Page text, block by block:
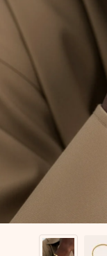
Unsere
4,8 bei Google
die wir versenden).
+49 39292
Montag -
Samstag -